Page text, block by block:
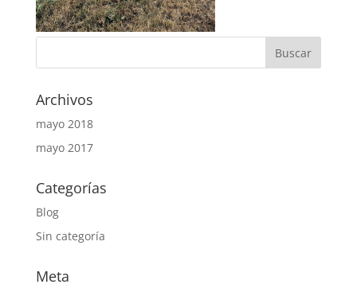
Archivos
mayo 2018
mayo 2017
Categorías
Blog
Sin categoría
Meta